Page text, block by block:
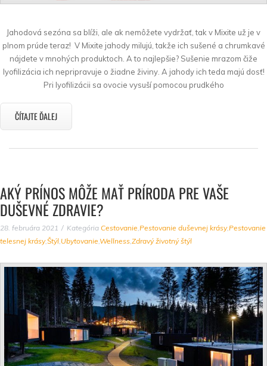
Jahodová sezóna sa blíži, ale ak nemôžete vydržať, tak v Mixite už je v
plnom prúde teraz! V Mixite jahody milujú, takže ich sušené a chrumkavé
nájdete v mnohých produktoch. A to najlepšie? Sušenie mrazom čiže
lyofilizácia ich nepripravuje o žiadne živiny. A jahody ich teda majú dosť!
Pri lyofilizácii sa ovocie vysuší pomocou prudkého
ČÍTAJTE ĎALEJ
AKÝ PRÍNOS MÔŽE MAŤ PRÍRODA PRE VAŠE
DUŠEVNÉ ZDRAVIE?
28. februára 2021 Kategória Cestovanie,Pestovanie duševnej krásy,Pestovanie
telesnej krásy,Štýl,Ubytovanie,Wellness,Zdravý životný štýl